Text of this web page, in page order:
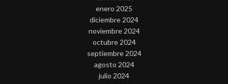
enero 2025
diciembre 2024
noviembre 2024
octubre 2024
septiembre 2024
agosto 2024
julio 2024